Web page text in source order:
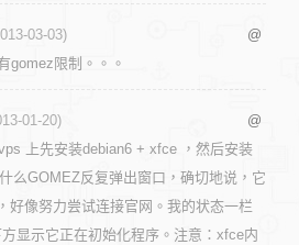
03-03)
@
gomez限制。。。
01-20)
@
上先安装debian6 + xfce ，然后安装
么GOMEZ反复弹出窗口，确切地说，它
好像努力尝试连接官网。我的状态一栏
显示它正在初始化程序。注意：xfce内